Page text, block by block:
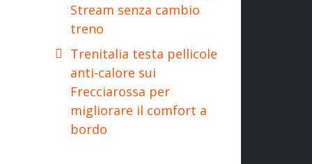
Stream senza cambio
treno
Trenitalia testa pellicole
anti-calore sui
Frecciarossa per
migliorare il comfort a
bordo